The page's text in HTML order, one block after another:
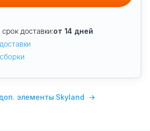
доставки:от 14 дней
элементы Skyland →